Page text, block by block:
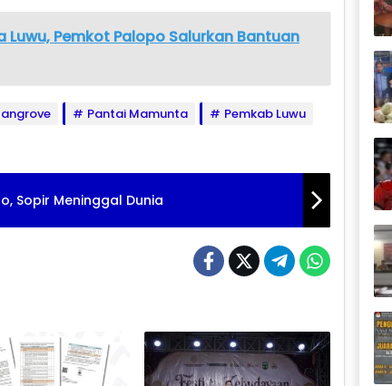
Luwu, Pemkot Palopo Salurkan Bantuan
Pantai Mamunta
Pemkab Luwu
Sopir Meninggal Dunia